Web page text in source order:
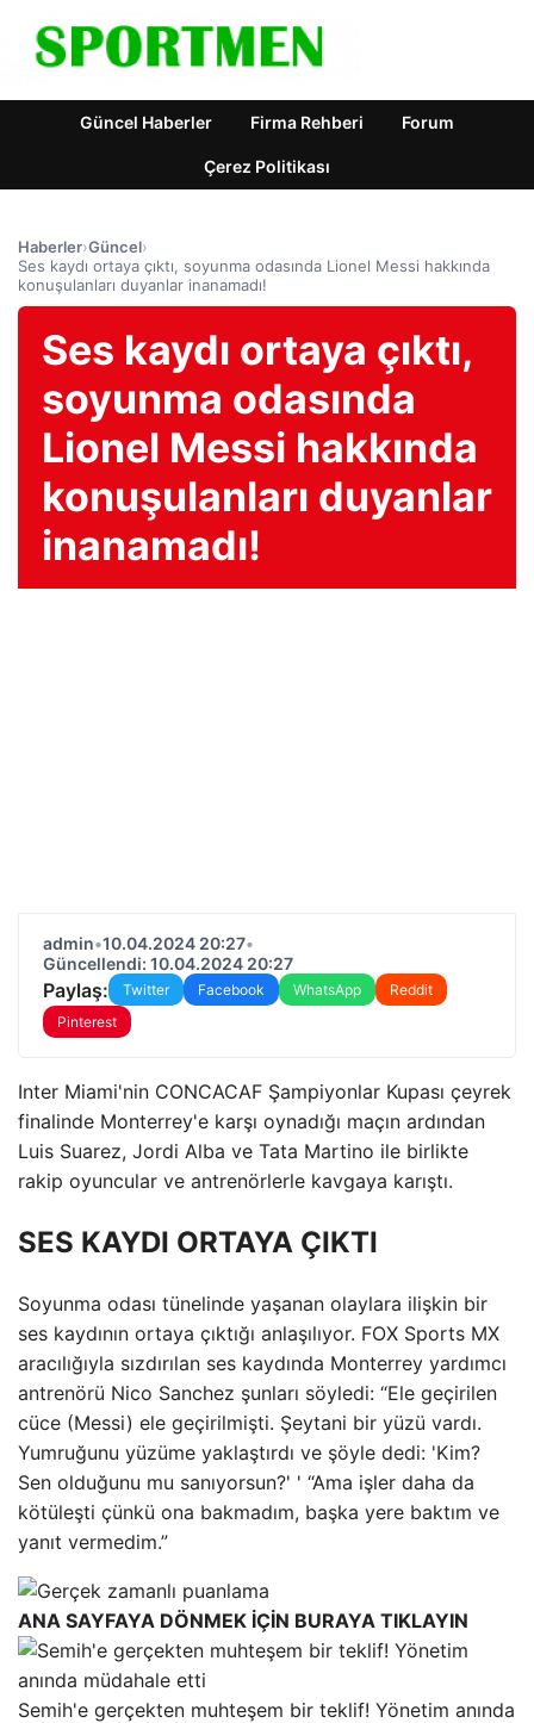
Güncel Haberler Firma Rehberi Forum
Çerez Politikası
Haberler›Güncel›
Ses kaydı ortaya çıktı, soyunma odasında Lionel Messi hakkında
konuşulanları duyanlar inanamadı!
Ses kaydı ortaya çıktı,
soyunma odasında
Lionel Messi hakkında
konuşulanları duyanlar
inanamadı!
admin•10.04.2024 20:27•
Güncellendi: 10.04.2024 20:27
Paylaş: Twitter Facebook WhatsApp
Reddit
Pinterest
Inter Miami'nin CONCACAF Şampiyonlar Kupası çeyrek
finalinde Monterrey'e karşı oynadığı maçın ardından
Luis Suarez, Jordi Alba ve Tata Martino ile birlikte
rakip oyuncular ve antrenörlerle kavgaya karıştı.
SES KAYDI ORTAYA ÇIKTI
Soyunma odası tünelinde yaşanan olaylara ilişkin bir
ses kaydının ortaya çıktığı anlaşılıyor. FOX Sports MX
aracılığıyla sızdırılan ses kaydında Monterrey yardımcı
antrenörü Nico Sanchez şunları söyledi: “Ele geçirilen
cüce (Messi) ele geçirilmişti. Şeytani bir yüzü vardı.
Yumruğunu yüzüme yaklaştırdı ve şöyle dedi: 'Kim?
Sen olduğunu mu sanıyorsun?' ' “Ama işler daha da
kötüleşti çünkü ona bakmadım, başka yere baktım ve
yanıt vermedim.”
ANA SAYFAYA DÖNMEK İÇİN BURAYA TIKLAYIN
Semih'e gerçekten muhteşem bir teklif! Yönetim anında